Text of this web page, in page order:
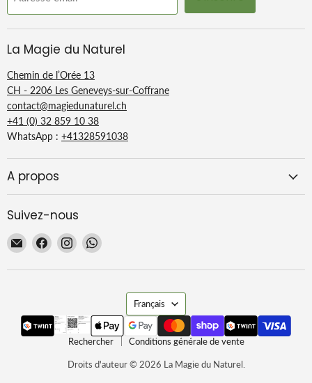
La Magie du Naturel
Chemin de l’Orée 13
CH - 2206 Les Geneveys-sur-Coffrane
contact@magiedunaturel.ch
+41 (0) 32 859 10 38
WhatsApp : +41328591038
A propos
Suivez-nous
Email
Magie
Trouvez-
nous
sur
Trouvez-
nous
sur
Trouvez-
sur
Langue
Français
Rechercher Conditions générale de vente
Droits d'auteur © 2026 La Magie du Naturel.